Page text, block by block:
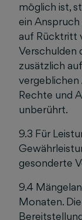
möglich ist,
ein
auf Rücktritt
Verschulden
zusätzlich
vergeblichen
Rechte und
unberührt.
9.3 Für
gesonderte
9.4
Monaten.